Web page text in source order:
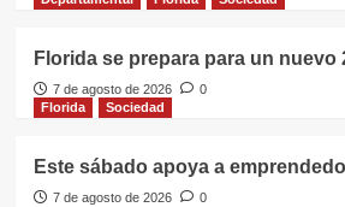
Florida se prepara para un nuevo
7 de agosto de 2026
0
Florida
Sociedad
Este sábado apoya a
7 de agosto de 2026 0